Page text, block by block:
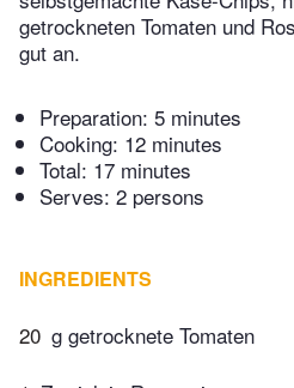
getrockneten Tomaten und
gut an.
Preparation: 5 minutes
Cooking: 12 minutes
Total: 17 minutes
Serves: 2 persons
INGREDIENTS
20 g getrocknete Tomaten